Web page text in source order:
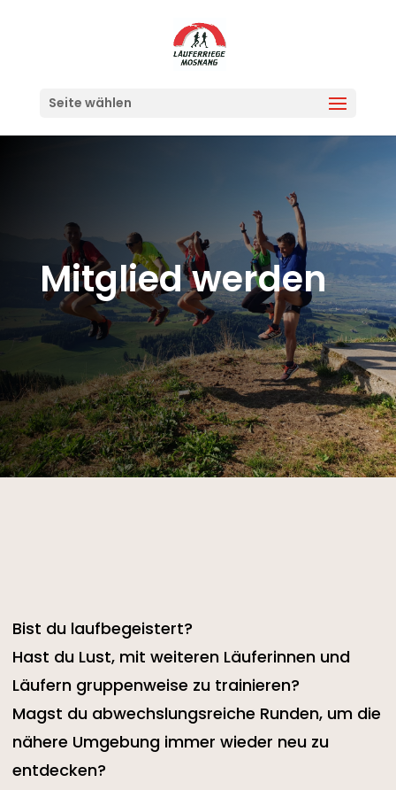
Seite wählen
Mitglied werden
Bist du laufbegeistert?
Hast du Lust, mit weiteren Läuferinnen und
Läufern gruppenweise zu trainieren?
Magst du abwechslungsreiche Runden, um die
nähere Umgebung immer wieder neu zu
entdecken?